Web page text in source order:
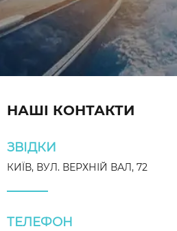
НАШІ КОНТАКТИ
ЗВІДКИ
КИЇВ, ВУЛ. ВЕРХНІЙ ВАЛ, 72
ТЕЛЕФОН